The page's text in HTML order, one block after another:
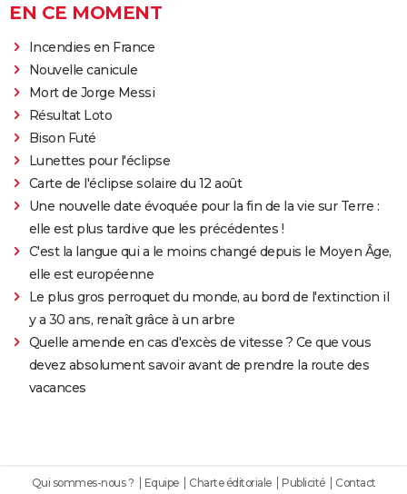
EN CE MOMENT
Incendies en France
Nouvelle canicule
Mort de Jorge Messi
Résultat Loto
Bison Futé
Lunettes pour l'éclipse
Carte de l'éclipse solaire du 12 août
Une nouvelle date évoquée pour la fin de la vie sur Terre :
elle est plus tardive que les précédentes !
C'est la langue qui a le moins changé depuis le Moyen Âge,
elle est européenne
Le plus gros perroquet du monde, au bord de l'extinction il
y a 30 ans, renaît grâce à un arbre
Quelle amende en cas d'excès de vitesse ? Ce que vous
devez absolument savoir avant de prendre la route des
vacances
Qui sommes-nous ? Equipe Charte éditoriale Publicité
Contact